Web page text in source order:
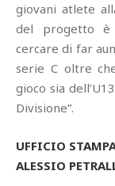
giovani atlete
del progetto è
cercare di far
serie C oltre
gioco sia
Divisione”.
UFFICIO
ALESSIO